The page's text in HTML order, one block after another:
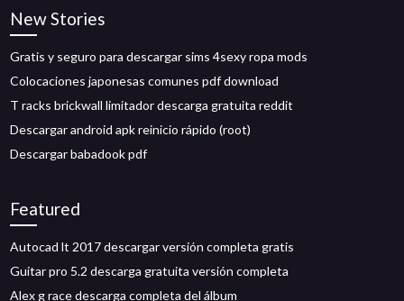
New Stories
Gratis y seguro para descargar sims 4sexy ropa mods
Colocaciones japonesas comunes pdf download
T racks brickwall limitador descarga gratuita reddit
Descargar android apk reinicio rápido (root)
Descargar babadook pdf
Featured
Autocad lt 2017 descargar versión completa gratis
Guitar pro 5.2 descarga gratuita versión completa
Alex g race descarga completa del álbum